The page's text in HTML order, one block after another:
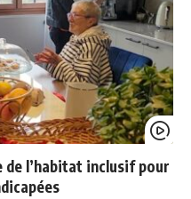
de l’habitat inclusif pour